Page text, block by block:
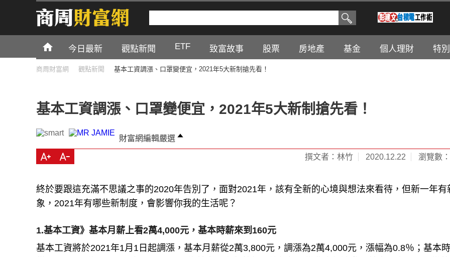
今日最新 觀點新聞 ETF 致富故事 股票 房地產 基金 個人理財 特
商周財富網 觀點新聞 基本工資調漲、口罩變便宜，2021年5大新制搶先看！
基本工資調漲、口罩變便宜，2021年5大新制搶先看！
財富網編輯嚴選
撰文者：林竹 2020.12.22 瀏覽數
終於要跟這充滿不思議之事的2020年告別了，面對2021年，該有全新的心境與想法來看待，但新一年有
象，2021年有哪些新制度，會影響你我的生活呢？
1.基本工資》基本月薪上看2萬4,000元，基本時薪來到160元
基本工資將於2021年1月1日起調漲，基本月薪從2萬3,800元，調漲為2萬4,000元，漲幅為0.8％；基本